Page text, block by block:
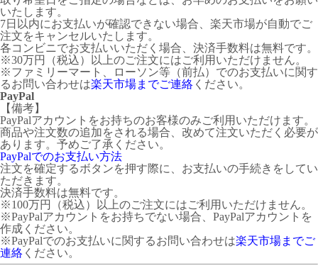
いたします。
7日以内にお支払いが確認できない場合、楽天市場が自動でご
注文をキャンセルいたします。
各コンビニでお支払いいただく場合、決済手数料は無料です。
※30万円（税込）以上のご注文にはご利用いただけません。
※ファミリーマート、ローソン等（前払）でのお支払いに関す
るお問い合わせは楽天市場までご連絡 ください。
PayPal
【備考】
PayPalアカウントをお持ちのお客様のみご利用いただけます。
商品や注文数の追加をされる場合、改めて注文いただく必要が
あります。予めご了承ください。
PayPalでのお支払い方法
注文を確定するボタンを押す際に、お支払いの手続きをしてい
ただきます。
決済手数料は無料です。
※100万円（税込）以上のご注文にはご利用いただけません。
※PayPalアカウントをお持ちでない場合、PayPalアカウントを
作成ください。
※PayPalでのお支払いに関するお問い合わせは楽天市場までご
連絡 ください。